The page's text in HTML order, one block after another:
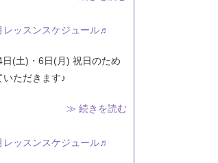
レッスンスケジュール♬
(土)・6日(月) 祝日のため
いただきます♪
≫ 続きを読む
レッスンスケジュール♬